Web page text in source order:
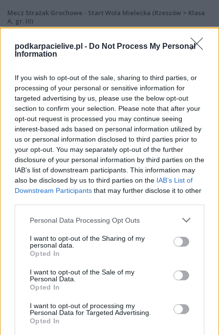
podkarpacielive.pl - Do Not Process My Personal
Information
If you wish to opt-out of the sale, sharing to third parties, or
processing of your personal or sensitive information for
targeted advertising by us, please use the below opt-out
section to confirm your selection. Please note that after your
opt-out request is processed you may continue seeing
interest-based ads based on personal information utilized by
us or personal information disclosed to third parties prior to
your opt-out. You may separately opt-out of the further
disclosure of your personal information by third parties on the
IAB’s list of downstream participants. This information may
also be disclosed by us to third parties on the IAB’s List of
Downstream Participants that may further disclose it to other
Please note that this website/app uses one or more Google
not limited to your visit or usage behaviour. You may click to
grant or deny consent to Google and its third-party tags to
use your data for below specified purposes in below Google
consent section.
Personal Data Processing Opt Outs
I want to opt-out of the Sharing of my
personal data.
Opted In
I want to opt-out of the Sale of my
Personal Data.
Opted In
I want to opt-out of processing my
Personal Data for Targeted Advertising.
Opted In
Mecz Strażak Grochowe - Start Wola Mielecka (Rzeszów > Klasa
A, gr. III)
rozegrane zostanie w ramach Rzeszów > Klasa A, gr. III (15. kolejki -
Rzeszów > Klasa A, gr. III).
bramek, kartki, składy, statystyki i informacje o przebiegu
spotkania. To kompletne źródło danych dla kibiców i pasjonatów
lokalnej piłki nożnej. Jeżeli aktualnie nie widzisz tutaj danych z pewnością
pracujemy nad tym żeby je uzupełnić.
Wynik meczu Strażak Grochowe vs Start Wola Mielecka
Po zakończeniu spotkania automatycznie publikujemyoficjalny wynik
spotkania, a także dane meczowe, jeśli są dostępne.
Pełny harmonogram rozgrywek dostępny jest tutaj:Rzeszów > Klasa A,
gr. III - terminarz.
Informacje o składach i strzelcach
W miarę dostępności danych, publikujemyskłady wyjściowe,
aktualizujemy zależnie od poziomu ligi i dostępnych źródeł.
Śledź mecze swojej drużyny
Jeśli jesteś kibicem klubu Strażak Grochowe lub Start Wola Mielecka -
zaglądaj tutaj częściej. Nasz serwis regularnie dostarcza informacje o
terminach meczów, wynikach, transferach i newsach klubowych
piłkarskichw województwie. Sprawdź nasze relacje, śledź ulubioną ligę i
bądź na bieżąco z wydarzeniami z boisk!
Strażak Grochowe - Start Wola Mielecka
odbędzie się w
ramach 15. kolejki - Rzeszów > Klasa A, gr. III. Spotkanie zostanie